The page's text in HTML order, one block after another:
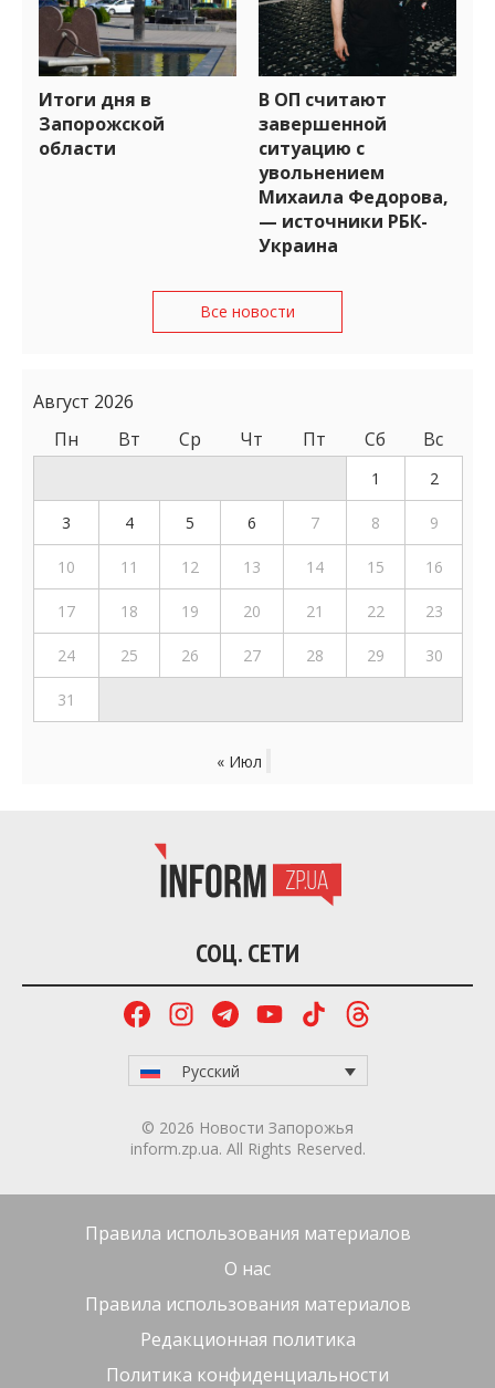
Итоги дня в
Запорожской
области
В ОП считают
завершенной
ситуацию с
увольнением
Михаила Федорова,
— источники РБК-
Украина
Все новости
Август 2026
Пн
Вт Ср Чт Пт Сб Вс
1 2
3 4 5 6 7 8 9
10 11 12 13 14 15 16
17 18 19 20 21 22 23
24 25 26 27 28 29 30
31
« Июл
СОЦ. СЕТИ
Русский
© 2026 Новости Запорожья
inform.zp.ua. All Rights Reserved.
Правила использования материалов
О нас
Правила использования материалов
Редакционная политика
Политика конфиденциальности